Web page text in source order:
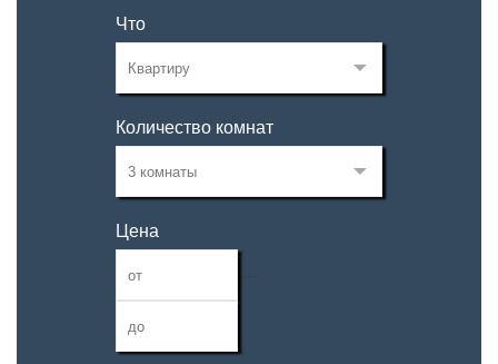
Что
Количество комнат
Цена
—